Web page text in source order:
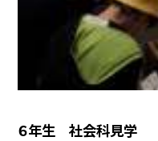
６年生 社会科見学